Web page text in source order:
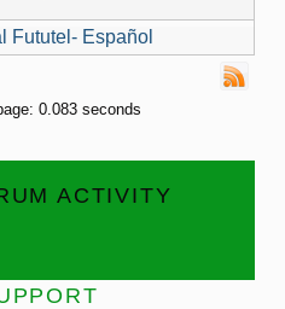
Fututel- Español
0.083 seconds
ACTIVITY